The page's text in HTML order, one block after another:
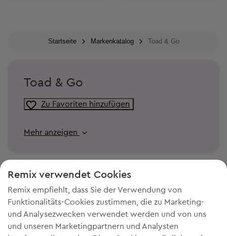
Startseite Markenkatalog Toad & Go
Toad & Go
Zu Favoriten hinzufügen
Mehr anzeigen
Remix verwendet Cookies
Remix empfiehlt, dass Sie der Verwendung von
Funktionalitäts-Cookies zustimmen, die zu Marketing-
und Analysezwecken verwendet werden und von uns
und unseren Marketingpartnern und Analysten